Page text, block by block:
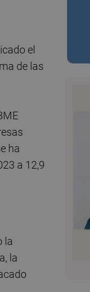
el
de las
ha
a 12,9
la
la